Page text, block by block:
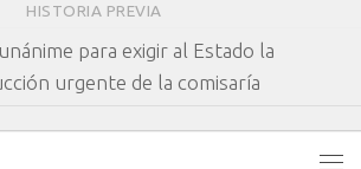
HISTORIA PREVIA
para exigir al Estado la
urgente de la comisaría